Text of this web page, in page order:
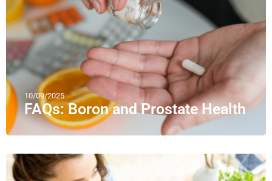
10/09/2025
FAQs: Boron and Prostate Health